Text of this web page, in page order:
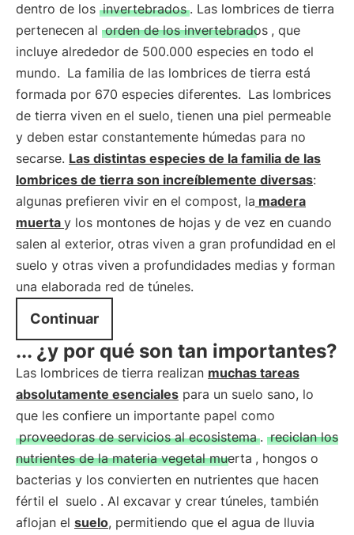
dentro de los invertebrados . Las lombrices de tierra
pertenecen al orden de los invertebrados , que
incluye alrededor de 500.000 especies en todo el
mundo. La familia de las lombrices de tierra está
formada por 670 especies diferentes. Las lombrices
de tierra viven en el suelo, tienen una piel permeable
y deben estar constantemente húmedas para no
secarse. Las distintas especies de la familia de las
lombrices de tierra son increíblemente diversas:
algunas prefieren vivir en el compost, la madera
muerta y los montones de hojas y de vez en cuando
salen al exterior, otras viven a gran profundidad en el
suelo y otras viven a profundidades medias y forman
una elaborada red de túneles.
Continuar
... ¿y por qué son tan importantes?
Las lombrices de tierra realizan muchas tareas
absolutamente esenciales para un suelo sano, lo
que les confiere un importante papel como
proveedoras de servicios al ecosistema . reciclan los
nutrientes de la materia vegetal muerta , hongos o
bacterias y los convierten en nutrientes que hacen
fértil el suelo . Al excavar y crear túneles, también
aflojan el suelo, permitiendo que el agua de lluvia